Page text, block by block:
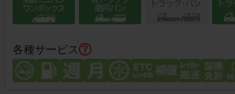
各種サービス